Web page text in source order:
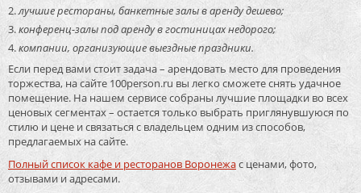
лучшие рестораны, банкетные залы в аренду дешево;
конференц-залы под аренду в гостиницах недорого;
компании, организующие выездные праздники.
Если перед вами стоит задача – арендовать место для проведения
торжества, на сайте 100person.ru вы легко сможете снять удачное
помещение. На нашем сервисе собраны лучшие площадки во всех
ценовых сегментах – остается только выбрать приглянувшуюся по
стилю и цене и связаться с владельцем одним из способов,
предлагаемых на сайте.
Полный список кафе и ресторанов Воронежас ценами, фото,
отзывами и адресами.